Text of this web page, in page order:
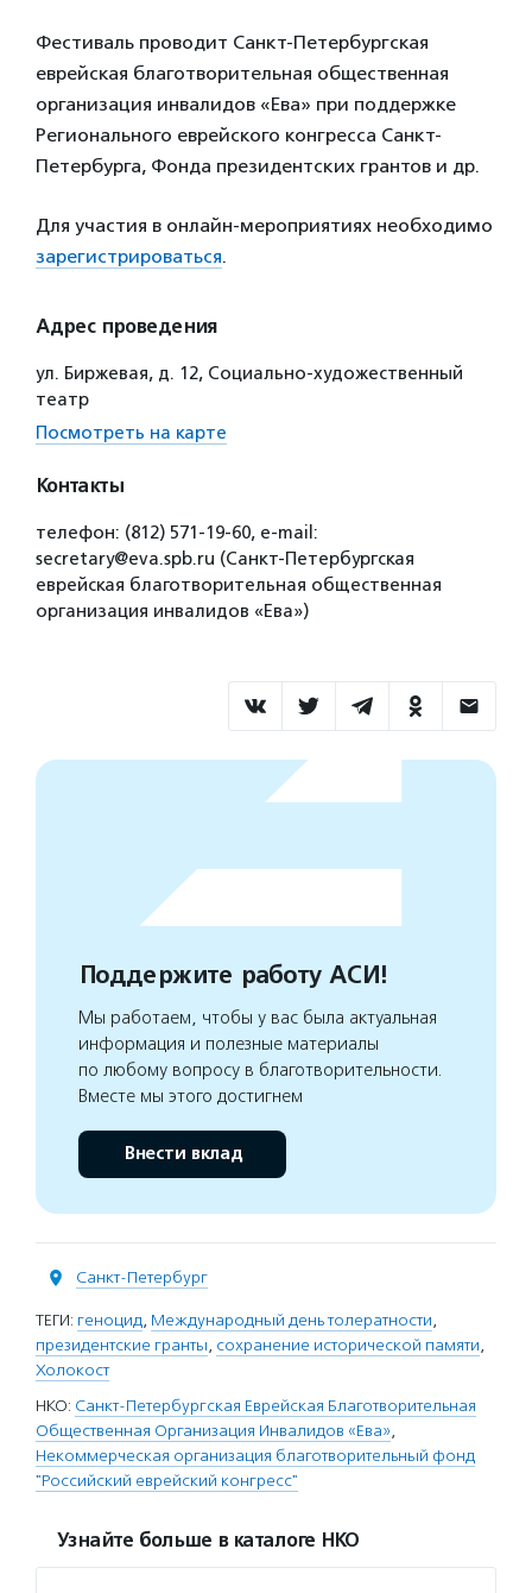
Фестиваль проводит Санкт-Петербургская
еврейская благотворительная общественная
организация инвалидов «Ева» при поддержке
Регионального еврейского конгресса Санкт-
Петербурга, Фонда президентских грантов и др.
Для участия в онлайн-мероприятиях необходимо
зарегистрироваться.
Адрес проведения
ул. Биржевая, д. 12, Социально-художественный
театр
Посмотреть на карте
Контакты
телефон: (812) 571-19-60, e-mail:
secretary@eva.spb.ru (Санкт-Петербургская
еврейская благотворительная общественная
организация инвалидов «Ева»)
Поддержите работу АСИ!
Мы работаем, чтобы у вас была актуальная
информация и полезные материалы
по любому вопросу в благотворительности.
Вместе мы этого достигнем
Внести вклад
Санкт-Петербург
ТЕГИ: геноцид, Международный день толератности,
президентские гранты, сохранение исторической памяти,
Холокост
НКО: Санкт-Петербургская Еврейская Благотворительная
Общественная Организация Инвалидов «Ева»,
Некоммерческая организация благотворительный фонд
"Российский еврейский конгресс"
Узнайте больше в каталоге НКО